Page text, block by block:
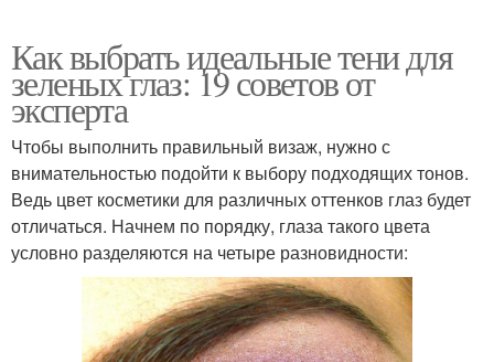
Как выбрать идеальные тени для
зеленых глаз: 19 советов от
эксперта
Чтобы выполнить правильный визаж, нужно с
внимательностью подойти к выбору подходящих тонов.
Ведь цвет косметики для различных оттенков глаз будет
отличаться. Начнем по порядку, глаза такого цвета
условно разделяются на четыре разновидности: